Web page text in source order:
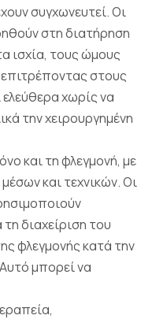
συγχωνευτεί. Οι
στη διατήρηση
ισχία, τους ώμους
στους
ελεύθερα χωρίς να
την χειρουργημένη
και τη φλεγμονή, με
και τεχνικών. Οι
διαχείριση του
φλεγμονής κατά την
μπορεί να